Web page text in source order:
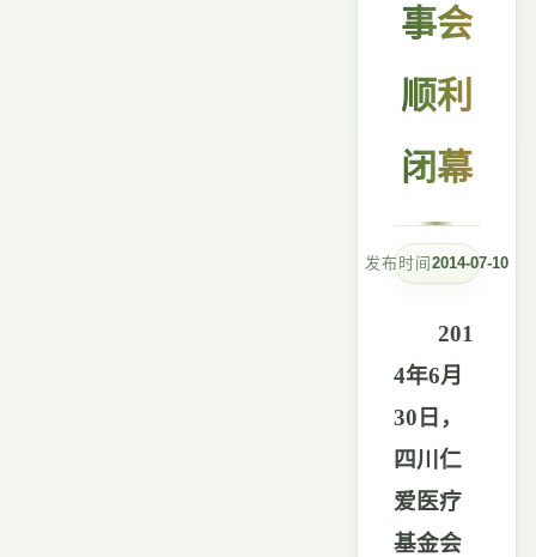
事会
顺利
闭幕
发布时间2014-07-10
201
4年6月
30 日，
四川仁
爱医疗
基金会